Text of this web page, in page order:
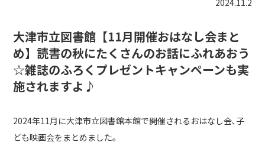
2024.11.2
大津市立図書館【11月開催おはなし会まと
め】読書の秋にたくさんのお話にふれあおう
☆雑誌のふろくプレゼントキャンペーンも実
施されますよ♪
2024年11月に大津市立図書館本館で開催されるおはなし会､子
ども映画会をまとめました。